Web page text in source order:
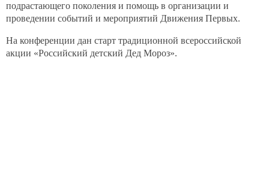
Мотопомпы
Искрогасители
Топоры пожарные
Ранцевые огнетушители
подрастающего поколения и помощь в организации и
проведении событий и мероприятий Движения Первых.
На конференции дан старт традиционной всероссийской
акции «Российский детский Дед Мороз».